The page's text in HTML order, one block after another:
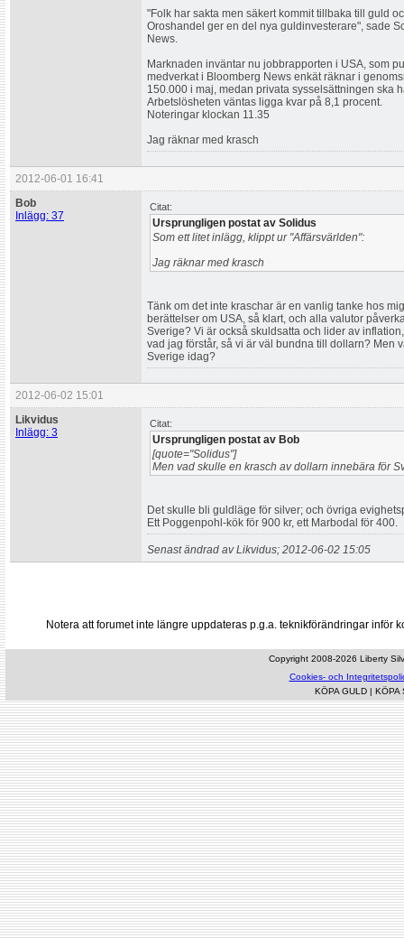
"Folk har sakta men säkert kommit tillbaka till guld
Oroshandel ger en del nya guldinvesterare", sade
News.
Marknaden inväntar nu jobbrapporten i USA, som
medverkat i Bloomberg News enkät räknar i
150.000 i maj, medan privata sysselsättningen ska
Arbetslösheten väntas ligga kvar på 8,1 procent.
Noteringar klockan 11.35
Jag räknar med krasch
2012-06-01 16:41
Bob
Inlägg: 37
Citat:
Ursprungligen postat av Solidus
Som ett litet inlägg, klippt ur "Affärsvärlden":
Jag räknar med krasch
Tänk om det inte kraschar är en vanlig tanke hos
berättelser om USA, så klart, och alla valutor
Sverige? Vi är också skuldsatta och lider av
vad jag förstår, så vi är väl bundna till dollarn? Men
Sverige idag?
2012-06-02 15:01
Likvidus
Inlägg: 3
Citat:
Ursprungligen postat av Bob
[quote="Solidus"]
Men vad skulle en krasch av dollarn innebära för
Det skulle bli guldläge för silver; och övriga
Ett Poggenpohl-kök för 900 kr, ett Marbodal för 400.
Senast ändrad av Likvidus; 2012-06-02 15:05
Notera att forumet inte längre uppdateras p.g.a. teknikförändringar inför
Copyright 2008-2026 Liberty
Cookies- och
KÖPA GULD| KÖPA